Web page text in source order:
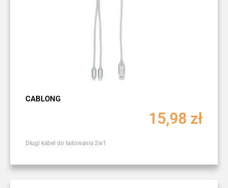
CABLONG
15,98 zł
Długi kabel do ładowania 2w1